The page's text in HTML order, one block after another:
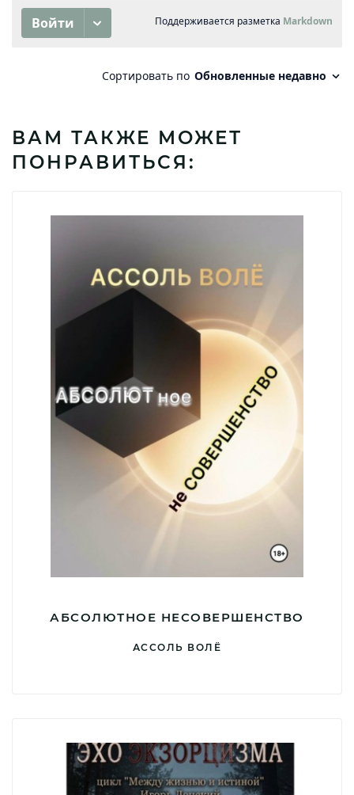
ВАМ ТАКЖЕ МОЖЕТ
ПОНРАВИТЬСЯ:
АБСОЛЮТНОЕ НЕСОВЕРШЕНСТВО
АССОЛЬ ВОЛЁ